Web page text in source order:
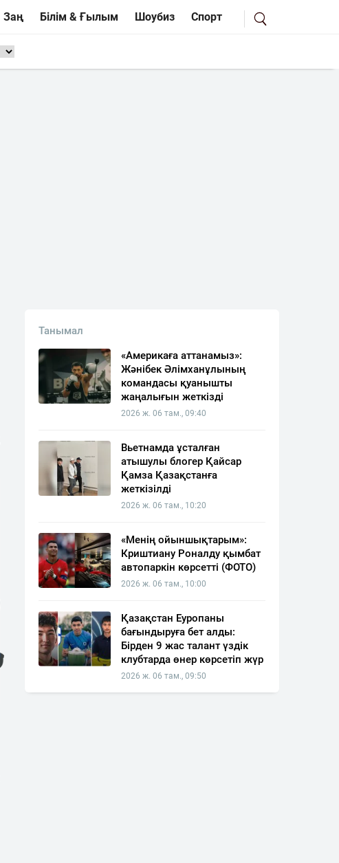
Заң Білім & Ғылым Шоубиз Спорт
Танымал
«Америкаға аттанамыз»:
Жәнібек Әлімханұлының
командасы қуанышты
жаңалығын жеткізді
2026 ж. 06 там., 09:40
Вьетнамда ұсталған
атышулы блогер Қайсар
Қамза Қазақстанға
жеткізілді
2026 ж. 06 там., 10:20
«Менің ойыншықтарым»:
Криштиану Роналду қымбат
автопаркін көрсетті (ФОТО)
2026 ж. 06 там., 10:00
Қазақстан Еуропаны
бағындыруға бет алды:
Бірден 9 жас талант үздік
клубтарда өнер көрсетіп жүр
2026 ж. 06 там., 09:50